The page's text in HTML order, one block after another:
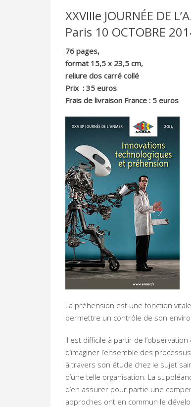
XXVIIIe JOURNÉE DE
Paris 10 OCTOBRE
76 pages,
format 15,5 x 23,5 cm,
reliure dos carré collé
Prix : 35 euros
Frais de livraison France : 5 euros
La préhension est une fonction
permettre un contrôle de son
Il est difficile à partir de
d’imaginer l’ensemble des
à travers son étude chez le sujet
d’une telle organisation. La
d’en assurer pour partie une
approches ont en commun le